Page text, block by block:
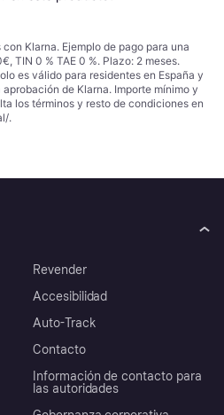
Klarna. Ejemplo de pago para una
TIN 0 % TAE 0 %. Plazo: 2 meses.
es válido para residentes en España y
de Klarna. Importe mínimo y
los términos y resto de condiciones en
.
Revender
Accesibilidad
Auto-Track
Contacto
Información de contacto para
las autoridades